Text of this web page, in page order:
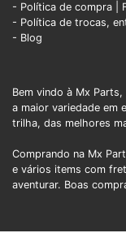
- Política de compra |
- Política de trocas,
- Blog
Bem vindo à Mx
a maior variedade em
trilha, das melhores
Comprando na Mx
e vários items com
aventurar. Boas